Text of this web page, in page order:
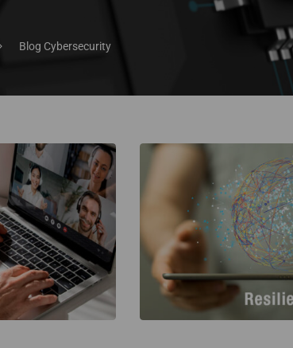
Blog Cybersecurity